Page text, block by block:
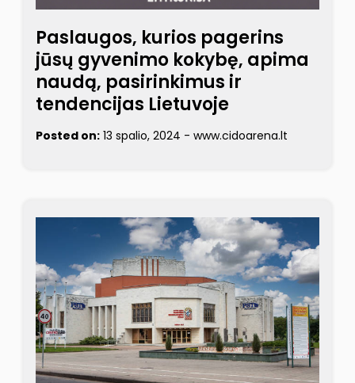
Paslaugos, kurios pagerins
jūsų gyvenimo kokybę, apima
naudą, pasirinkimus ir
tendencijas Lietuvoje
Posted on: 13 spalio, 2024 - www.cidoarena.lt